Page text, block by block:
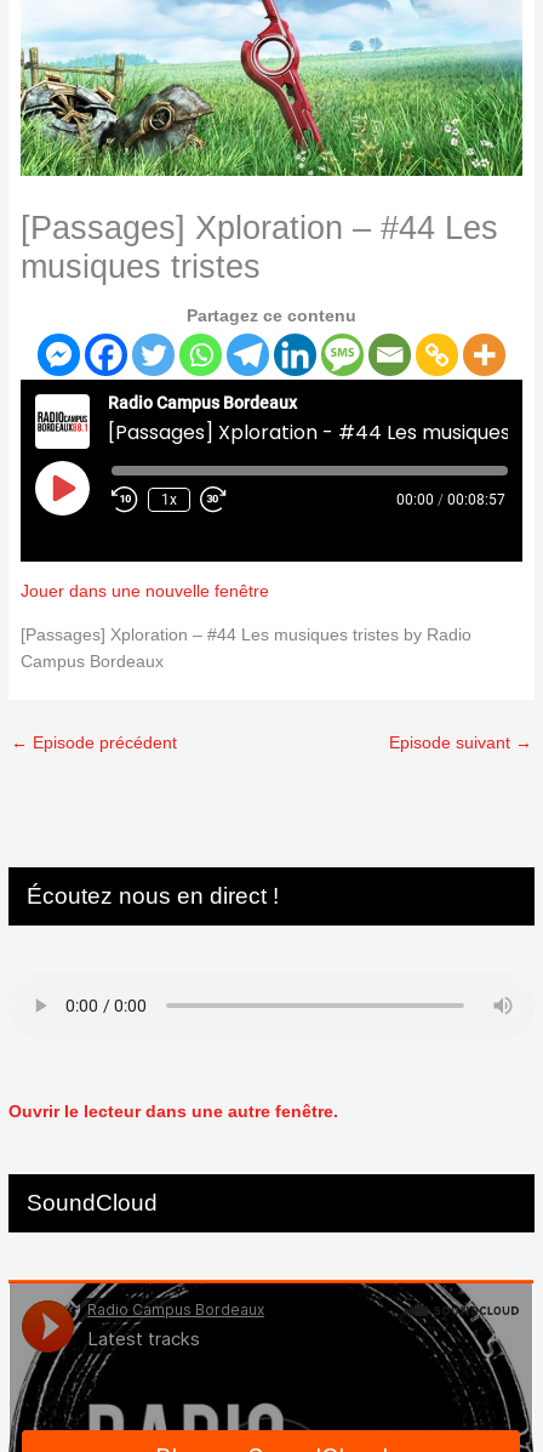
[Passages] Xploration – #44 Les
musiques tristes
Partagez ce contenu
Radio Campus Bordeaux
Play
Episode
1x 00:00 / 00:08:57
Jouer dans une nouvelle fenêtre
[Passages] Xploration – #44 Les musiques tristes by Radio
Campus Bordeaux
← Episode précédent Episode suivant →
Écoutez nous en direct !
Ouvrir le lecteur dans une autre fenêtre.
SoundCloud